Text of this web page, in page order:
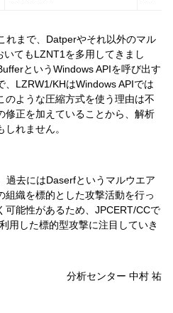
れまで、Datperやそれ以外のマル
てもLZNT1を多用してきまし
というWindows APIを呼び出す
、LZRW1/KHはWindows APIでは
のような圧縮方式を使う理由は不
修正を加えていることから、解析
れません。
過去にはDaserfというマルウエア
組織を標的とした攻撃活動を行っ
可能性があるため、JPCERT/CCで
用した標的型攻撃に注目していき
分析センター 中村 祐